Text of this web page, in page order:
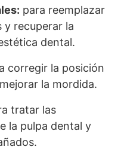
para reemplazar
y recuperar la
dental.
corregir la posición
la mordida.
tratar las
la pulpa dental y